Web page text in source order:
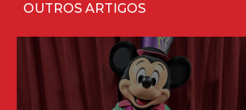
OUTROS ARTIGOS